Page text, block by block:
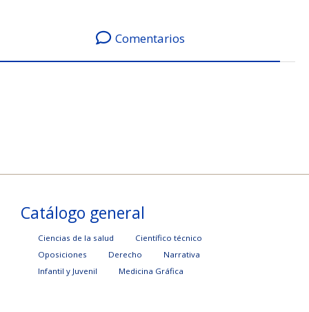
Comentarios
Catálogo general
Ciencias de la salud
Científico técnico
Oposiciones
Derecho
Narrativa
Infantil y Juvenil
Medicina Gráfica